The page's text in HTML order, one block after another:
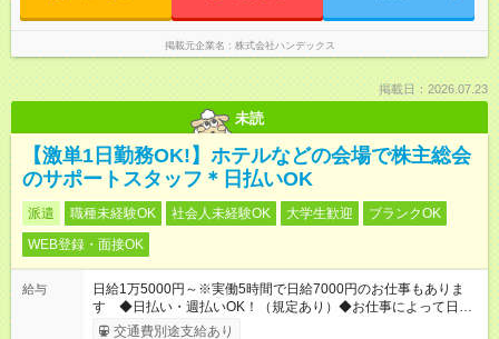
掲載元企業名 株式会社ハンデックス
掲載日：2026.07.23
未読
【激単1日勤務OK!】ホテルなどの会場で株主総会
のサポートスタッフ＊日払いOK
派遣 職種未経験OK 社会人未経験OK 大学生歓迎
ブランクOK
WEB登録・面接OK
給与
日給1万5000円～※実働5時間で日給7000円のお仕事もありま
す ◆日払い・週払いOK！（規定あり）◆お仕事によって日給も
異なります
交通費別途支給あり